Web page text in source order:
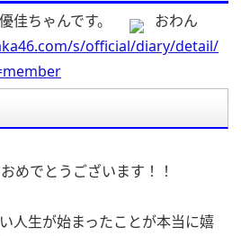
佳ちゃんです。
おわん
s/official/diary/detail/
めでとうございます！！
人生が始まったことが本当に嬉